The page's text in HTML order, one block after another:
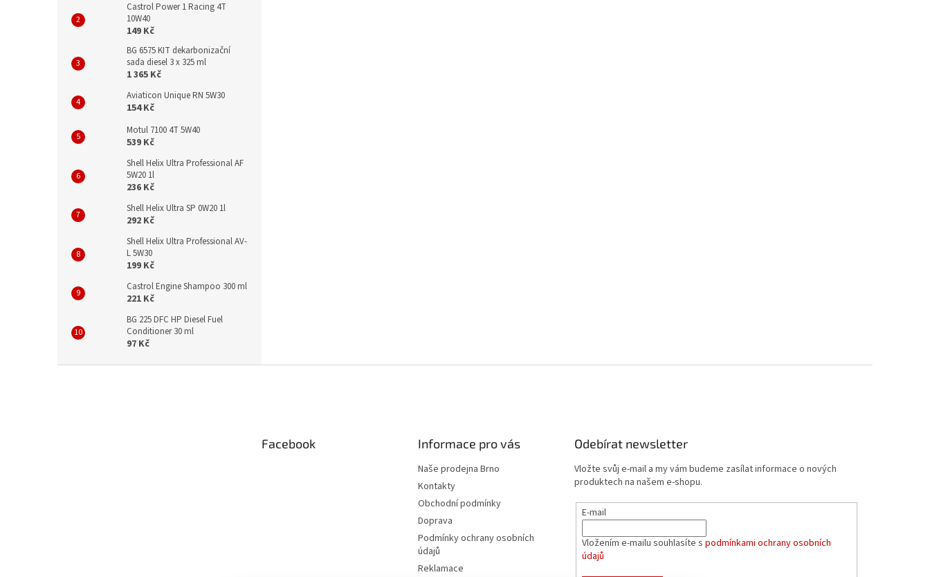
Castrol Power 1 Racing 4T
10W40
149 Kč
BG 6575 KIT dekarbonizační
sada diesel 3 x 325 ml
1 365 Kč
Aviaticon Unique RN 5W30
154 Kč
Motul 7100 4T 5W40
539 Kč
Shell Helix Ultra Professional AF
5W20 1l
236 Kč
Shell Helix Ultra SP 0W20 1l
292 Kč
Shell Helix Ultra Professional AV-
L 5W30
199 Kč
Castrol Engine Shampoo 300 ml
221 Kč
BG 225 DFC HP Diesel Fuel
Conditioner 30 ml
97 Kč
Facebook Informace pro vás
Naše prodejna Brno
Kontakty
Obchodní podmínky
Doprava
Podmínky ochrany osobních
údajů
Reklamace
Odebírat newsletter
Vložte svůj e-mail a my vám budeme zasílat informace o nových
produktech na našem e-shopu.
E-mail
Vložením e-mailu souhlasíte spodmínkami ochrany osobních
údajů